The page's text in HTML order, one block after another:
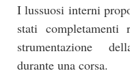
I lussuosi interni
stati
strumentazione
durante una corsa.